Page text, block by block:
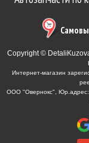
Copyright ©
Интернет-магазин
ООО "Овернокс", Юр.адрес: